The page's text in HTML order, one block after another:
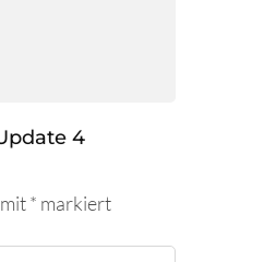
4
* markiert